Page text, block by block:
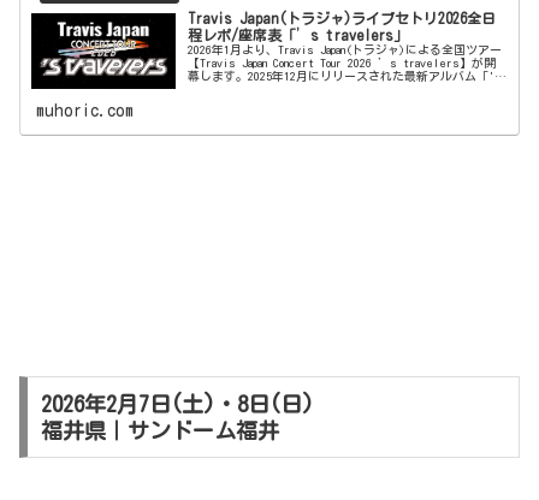
Travis Japan(トラジャ)ライブセトリ2026全日
程レポ/座席表「’s travelers」
2026年1月より、Travis Japan(トラジャ)による全国ツアー
【Travis Japan Concert Tour 2026 ’s travelers】が開
幕します。2025年12月にリリースされた最新アルバム「's
muhoric.com
2026年2月7日(土)・8日(日)
福井県｜サンドーム福井